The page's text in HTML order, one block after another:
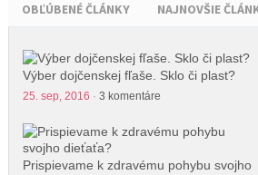
OBĽÚBENÉ ČLÁNKY NAJNOVŠIE
Výber dojčenskej fľaše. Sklo či plast?
25. sep, 2016 · 3 komentáre
Prispievame k zdravému pohybu svojho